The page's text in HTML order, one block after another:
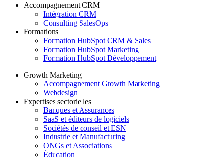
Accompagnement CRM
Intégration CRM
Consulting SalesOps
Formations
Formation HubSpot CRM & Sales
Formation HubSpot Marketing
Formation HubSpot Développement
Growth Marketing
Accompagnement Growth Marketing
Webdesign
Expertises sectorielles
Banques et Assurances
SaaS et éditeurs de logiciels
Sociétés de conseil et ESN
Industrie et Manufacturing
ONGs et Associations
Éducation